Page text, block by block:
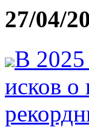
27/04/
В 2025
исков